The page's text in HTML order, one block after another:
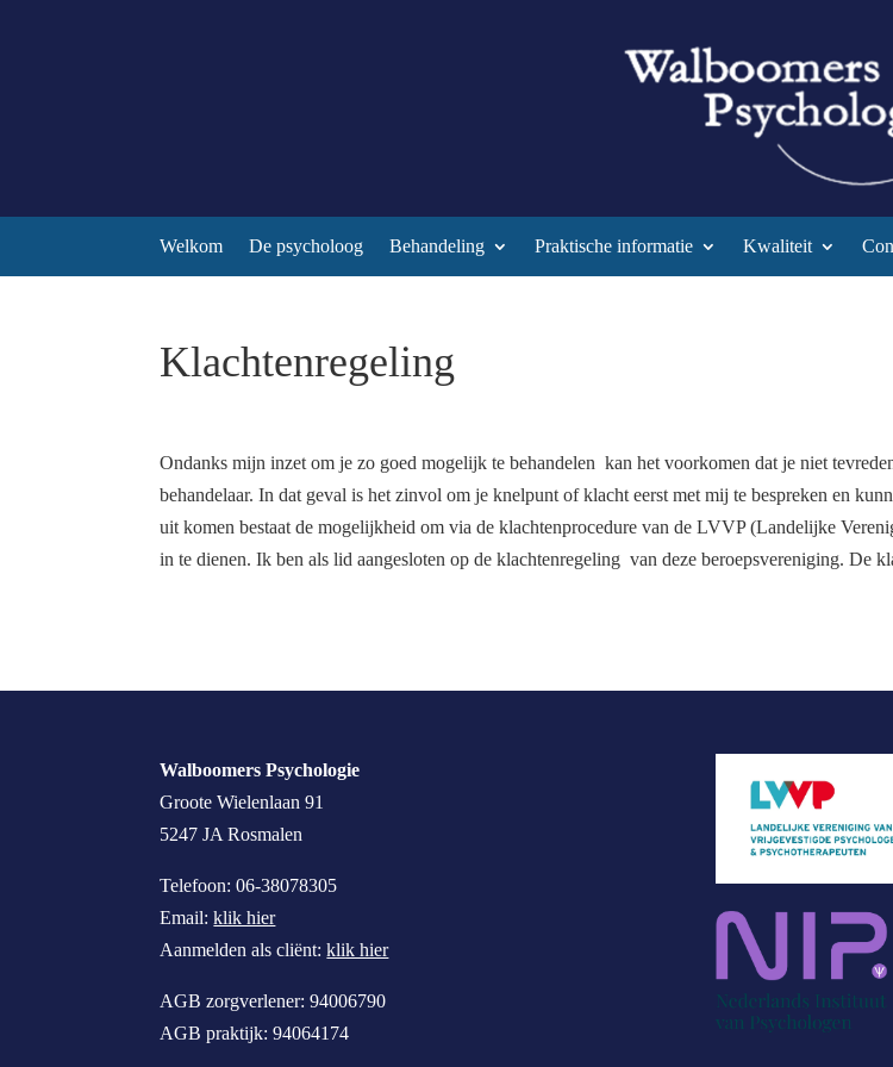
Welkom De psycholoog Behandeling Praktische informatie Kwaliteit
Klachtenregeling
Ondanks mijn inzet om je zo goed mogelijk te behandelen kan het voorkomen dat je niet
behandelaar. In dat geval is het zinvol om je knelpunt of klacht eerst met mij te bespreken en
uit komen bestaat de mogelijkheid om via de klachtenprocedure van de LVVP (Landelijke
in te dienen. Ik ben als lid aangesloten op de klachtenregeling van deze beroepsvereniging. De
Walboomers Psychologie
Groote Wielenlaan 91
5247 JA Rosmalen
Telefoon: 06-38078305
Email:klik hier
Aanmelden als cliënt:klik hier
AGB zorgverlener: 94006790
AGB praktijk: 94064174